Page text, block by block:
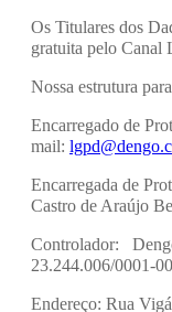
Os Titulares dos
gratuita pelo Canal
Nossa estrutura
Encarregado de
mail:
Encarregada de
Castro de Araújo
Controlador:
23.244.006/0001-00
Endereço: Rua